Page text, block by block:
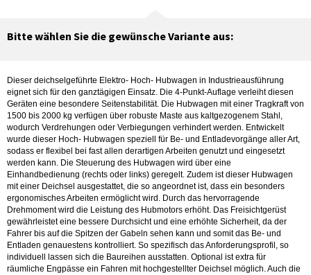
Bitte wählen Sie die gewünsche Variante aus:
Dieser deichselgeführte Elektro- Hoch- Hubwagen in Industrieausführung
eignet sich für den ganztägigen Einsatz. Die 4-Punkt-Auflage verleiht diesen
Geräten eine besondere Seitenstabilität. Die Hubwagen mit einer Tragkraft von
1500 bis 2000 kg verfügen über robuste Maste aus kaltgezogenem Stahl,
wodurch Verdrehungen oder Verbiegungen verhindert werden. Entwickelt
wurde dieser Hoch- Hubwagen speziell für Be- und Entladevorgänge aller Art,
sodass er flexibel bei fast allen derartigen Arbeiten genutzt und eingesetzt
werden kann. Die Steuerung des Hubwagen wird über eine
Einhandbedienung (rechts oder links) geregelt. Zudem ist dieser Hubwagen
mit einer Deichsel ausgestattet, die so angeordnet ist, dass ein besonders
ergonomisches Arbeiten ermöglicht wird. Durch das hervorragende
Drehmoment wird die Leistung des Hubmotors erhöht. Das Freisichtgerüst
gewährleistet eine bessere Durchsicht und eine erhöhte Sicherheit, da der
Fahrer bis auf die Spitzen der Gabeln sehen kann und somit das Be- und
Entladen genauestens kontrolliert. So spezifisch das Anforderungsprofil, so
individuell lassen sich die Baureihen ausstatten. Optional ist extra für
räumliche Engpässe ein Fahren mit hochgestellter Deichsel möglich. Auch die